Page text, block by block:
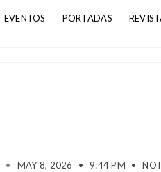
EVENTOS PORTADAS
• MAY 8, 2026 • 9:44 PM •